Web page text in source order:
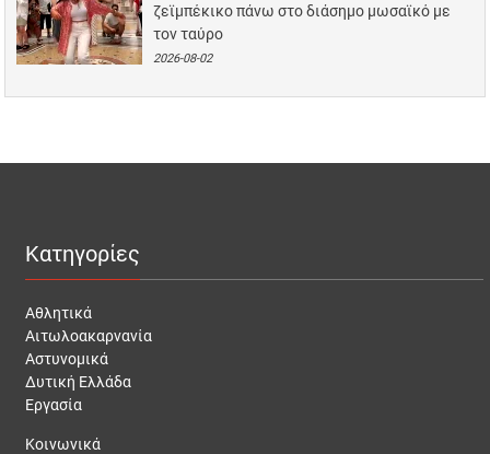
ζεϊμπέκικο πάνω στο διάσημο μωσαϊκό με
τον ταύρο
2026-08-02
Κατηγορίες
Αθλητικά
Αιτωλοακαρνανία
Αστυνομικά
Δυτική Ελλάδα
Εργασία
Κοινωνικά